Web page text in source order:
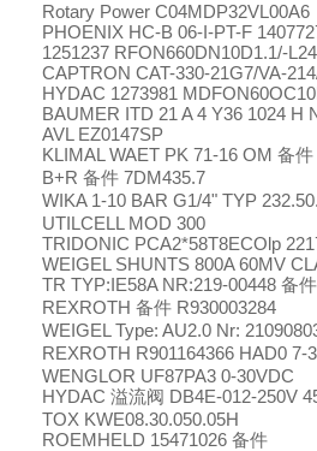
Rotary Power C04MDP32VL00A6
PHOENIX HC-B 06-I-PT-F
1251237 RFON660DN10D1.1/-
CAPTRON CAT-330-21G7/VA-
HYDAC 1273981
BAUMER ITD 21 A 4 Y36 1024 H
AVL EZ0147SP
KLIMAL WAET PK 71-16 OM 备件
B+R 备件 7DM435.7
WIKA 1-10 BAR G1/4" TYP
UTILCELL MOD 300
TRIDONIC PCA2*58T8ECOlp
WEIGEL SHUNTS 800A 60MV
TR TYP:IE58A NR:219-00448 备件
REXROTH 备件 R930003284
WEIGEL Type: AU2.0 Nr:
REXROTH R901164366 HAD0 7-
WENGLOR UF87PA3 0-30VDC
HYDAC 溢流阀 DB4E-012-250V
TOX KWE08.30.050.05H
ROEMHELD 15471026 备件